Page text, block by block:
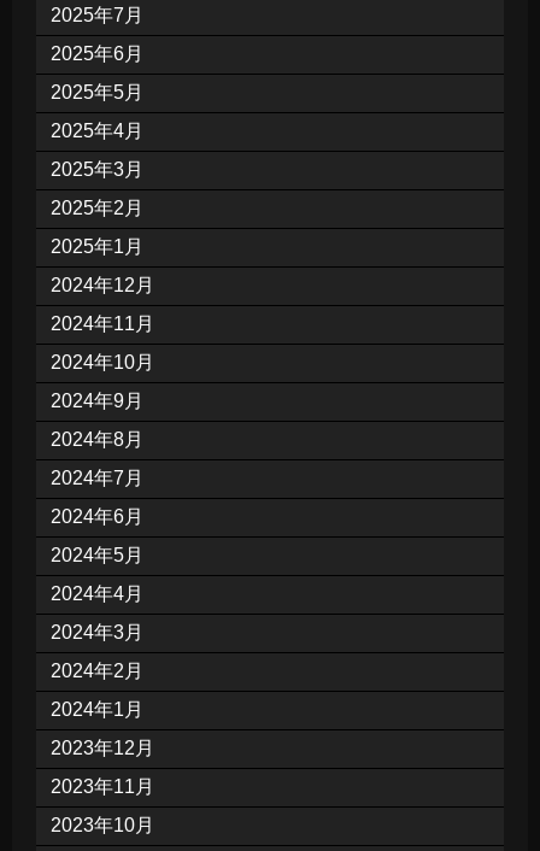
2025年7月
2025年6月
2025年5月
2025年4月
2025年3月
2025年2月
2025年1月
2024年12月
2024年11月
2024年10月
2024年9月
2024年8月
2024年7月
2024年6月
2024年5月
2024年4月
2024年3月
2024年2月
2024年1月
2023年12月
2023年11月
2023年10月